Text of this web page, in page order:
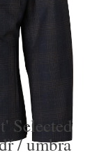
Selected
/ umbra